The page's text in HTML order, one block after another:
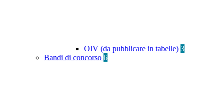
OIV (da pubblicare in tabelle) 3
Bandi di concorso 6